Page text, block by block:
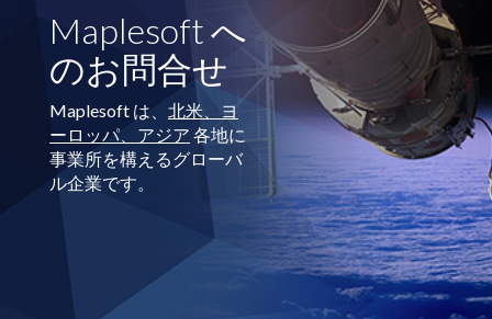
Maplesoft へ
のお問合せ
Maplesoft は、 北米、ヨ
ーロッパ、アジア 各地に
事業所を構えるグローバ
ル企業です。